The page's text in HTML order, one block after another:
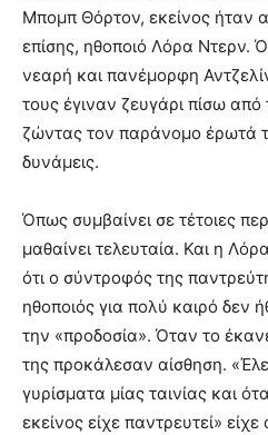
Μπομπ Θόρτον, εκείνος ήταν
επίσης, ηθοποιό Λόρα Ντερν.
νεαρή και πανέμορφη
τους έγιναν ζευγάρι πίσω
ζώντας τον παράνομο έρωτά
δυνάμεις.
Όπως συμβαίνει σε τέτοιες
μαθαίνει τελευταία. Και η
ότι ο σύντροφός της
ηθοποιός για πολύ καιρό δεν
την «προδοσία». Όταν το
της προκάλεσαν αίσθηση.
γυρίσματα μίας ταινίας και
εκείνος είχε παντρευτεί»